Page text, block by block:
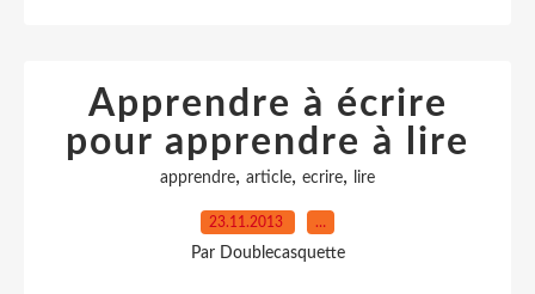
Apprendre à écrire
pour apprendre à lire
apprendre, article, ecrire, lire
23.11.2013 …
Par Doublecasquette